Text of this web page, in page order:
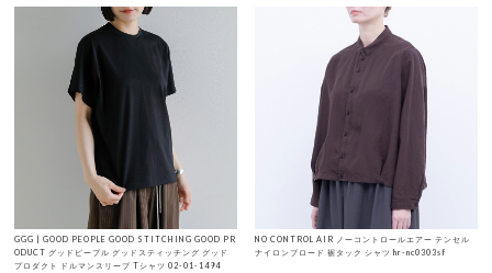
GGG | GOOD PEOPLE GOOD STITCHING GOOD PR
ODUCT グッドピープル グッドスティッチング グッド
プロダクト ドルマンスリーブ Tシャツ 02-01-1494
NO CONTROL AIR ノーコントロールエアー テンセル
ナイロンブロード 裾タック シャツ hr-nc0303sf